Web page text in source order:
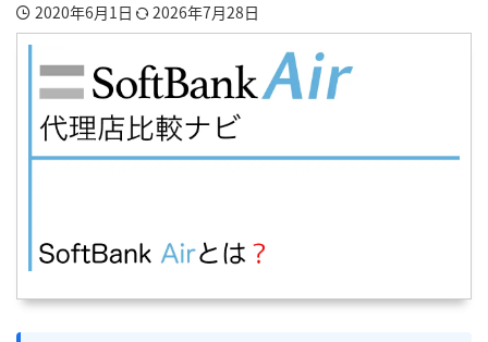
2020年6月1日 2026年7月28日